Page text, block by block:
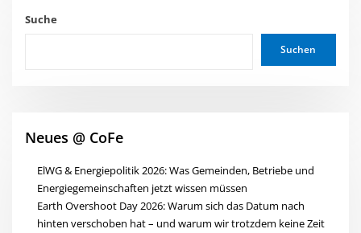
Suche
Suchen
Neues @ CoFe
ElWG & Energiepolitik 2026: Was Gemeinden, Betriebe und
Energiegemeinschaften jetzt wissen müssen
Earth Overshoot Day 2026: Warum sich das Datum nach
hinten verschoben hat – und warum wir trotzdem keine Zeit